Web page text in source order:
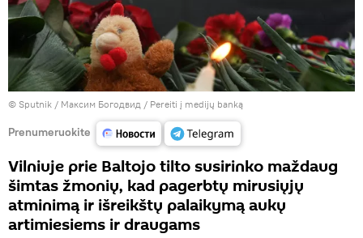
© Sputnik / Максим Богодвид / Pereiti į medijų banką
Prenumeruokite
Vilniuje prie Baltojo tilto susirinko maždaug
šimtas žmonių, kad pagerbtų mirusiųjų
atminimą ir išreikštų palaikymą aukų
artimiesiems ir draugams